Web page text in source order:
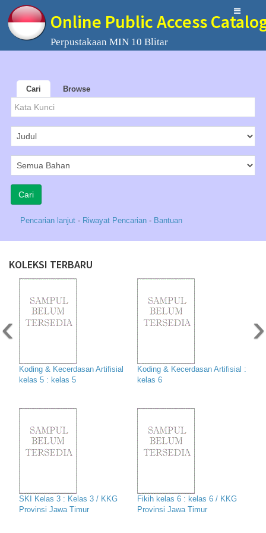
Online Public Access
Perpustakaan MIN 10 Blitar
Cari Browse
Pencarian lanjut - Riwayat Pencarian - Bantuan
KOLEKSI TERBARU
Koding & Kecerdasan Artifisial
kelas 5 : kelas 5
Koding & Kecerdasan Artifisial :
kelas 6
SKI Kelas 3 : Kelas 3 / KKG
Provinsi Jawa Timur
Fikih kelas 6 : kelas 6 / KKG
Provinsi Jawa Timur
‹ ›